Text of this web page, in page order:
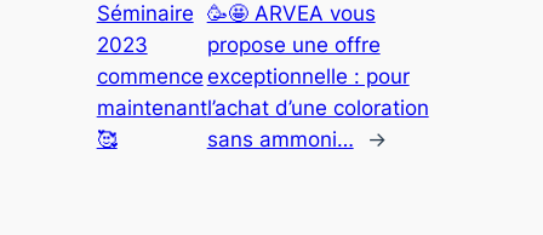
Séminaire
2023
commence
maintenant
🥰
🥳🤩 ARVEA vous
propose une offre
exceptionnelle : pour
l’achat d’une coloration
sans ammoni…
→